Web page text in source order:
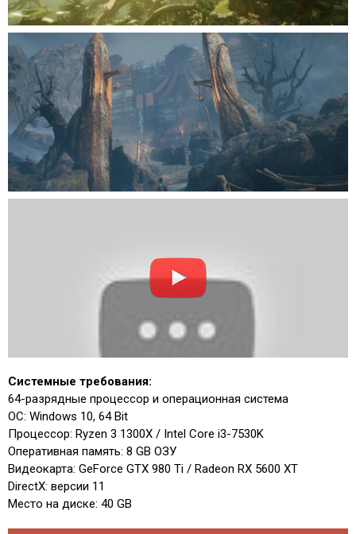
Системные требования:
64-разрядные процессор и операционная система
ОС: Windows 10, 64 Bit
Процессор: Ryzen 3 1300X / Intel Core i3-7530K
Оперативная память: 8 GB ОЗУ
Видеокарта: GeForce GTX 980 Ti / Radeon RX 5600 XT
DirectX: версии 11
Место на диске: 40 GB